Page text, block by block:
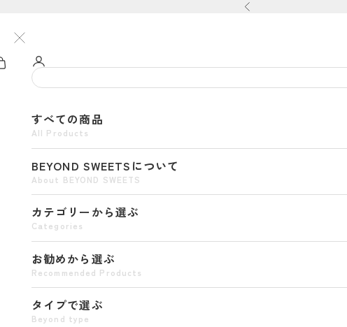
前へ
すべての商品
All Products
BEYOND SWEETSについて
About BEYOND SWEETS
カテゴリーから選ぶ
Categories
お勧めから選ぶ
Recommended Products
タイプで選ぶ
Beyond type